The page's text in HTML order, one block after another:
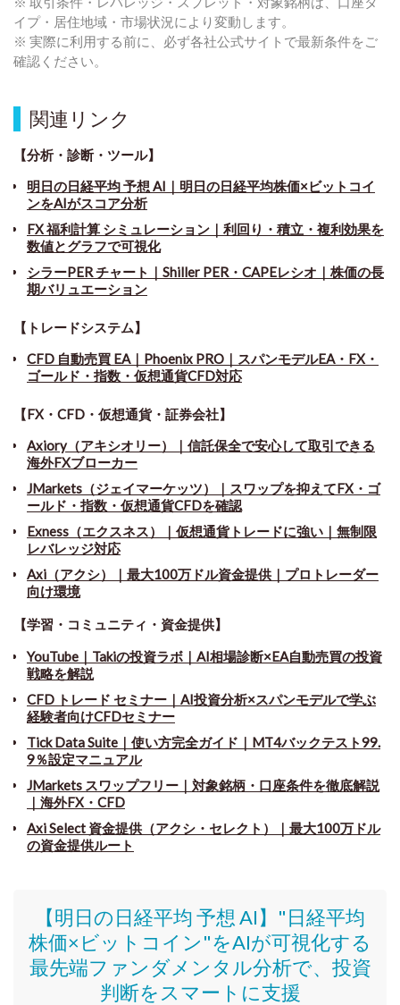
イプ・居住地域・市場状況により変動します。
※ 実際に利用する前に、必ず各社公式サイトで最新条件をご
確認ください。
関連リンク
【分析・診断・ツール】
明日の日経平均 予想 AI｜明日の日経平均株価×ビットコイ
ンをAIがスコア分析
FX 福利計算 シミュレーション｜利回り・積立・複利効果を
数値とグラフで可視化
シラーPER チャート ｜ Shiller PER・CAPEレシオ｜株価の長
期バリュエーション
【トレードシステム】
CFD 自動売買 EA｜Phoenix PRO｜スパンモデルEA・FX・
ゴールド・指数・仮想通貨CFD対応
【FX・CFD・仮想通貨・証券会社】
Axiory（アキシオリー）｜信託保全で安心して取引できる
海外FXブローカー
JMarkets（ジェイマーケッツ）｜スワップを抑えてFX・ゴ
ールド・指数・仮想通貨CFDを確認
Exness（エクスネス）｜仮想通貨トレードに強い｜無制限
レバレッジ対応
Axi（アクシ）｜最大100万ドル資金提供｜プロトレーダー
向け環境
【学習・コミュニティ・資金提供】
YouTube｜Takiの投資ラボ｜AI相場診断×EA自動売買の投資
戦略を解説
CFD トレード セミナー ｜ AI投資分析×スパンモデルで学ぶ
経験者向けCFDセミナー
Tick Data Suite ｜ 使い方完全ガイド｜MT4バックテスト99.
9％設定マニュアル
JMarkets スワップフリー ｜ 対象銘柄・口座条件を徹底解説
｜海外FX・CFD
Axi Select 資金提供（アクシ・セレクト）｜最大100万ドル
の資金提供ルート
【明日の日経平均 予想 AI】"日経平均
株価×ビットコイン"をAIが可視化する
最先端ファンダメンタル分析で、投資
判断をスマートに支援